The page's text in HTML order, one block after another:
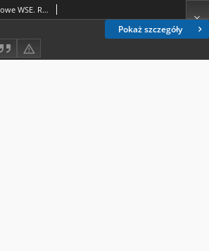
Pokaż szczegóły
Equilibrium : zeszyty naukowe WSE. R. 2017, nr 1